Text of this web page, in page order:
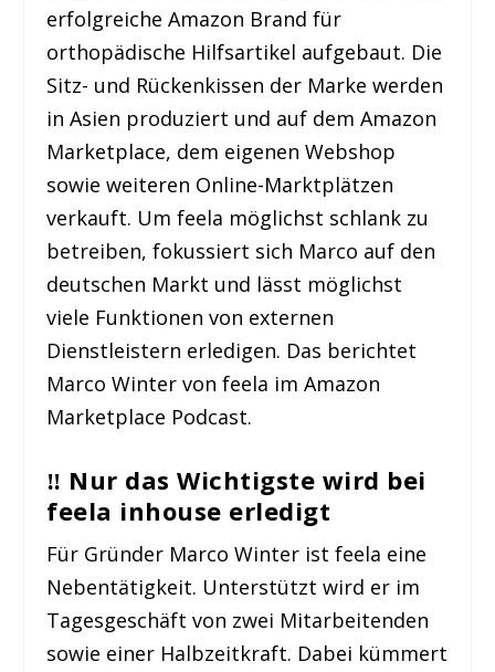
erfolgreiche Amazon Brand für
orthopädische Hilfsartikel aufgebaut. Die
Sitz- und Rückenkissen der Marke werden
in Asien produziert und auf dem Amazon
Marketplace, dem eigenen Webshop
sowie weiteren Online-Marktplätzen
verkauft. Um feela möglichst schlank zu
betreiben, fokussiert sich Marco auf den
deutschen Markt und lässt möglichst
viele Funktionen von externen
Dienstleistern erledigen. Das berichtet
Marco Winter von feela im Amazon
Marketplace Podcast.
‼️ Nur das Wichtigste wird bei
feela inhouse erledigt
Für Gründer Marco Winter ist feela eine
Nebentätigkeit. Unterstützt wird er im
Tagesgeschäft von zwei Mitarbeitenden
sowie einer Halbzeitkraft. Dabei kümmert